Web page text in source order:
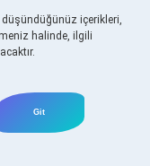
düşündüğünüz içerikleri,
halinde, ilgili